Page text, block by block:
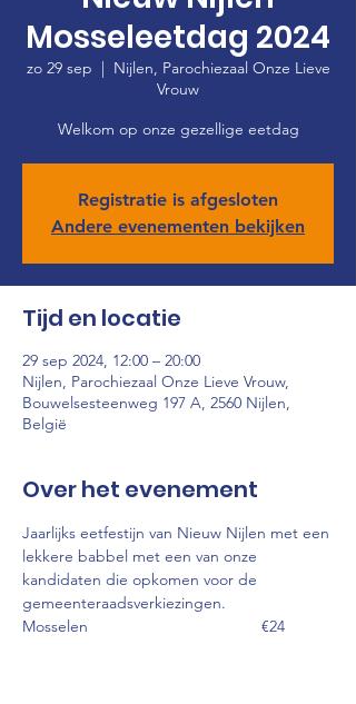
Mosseleetdag 2024
zo 29 sep
  |
Nijlen, Parochiezaal Onze Lieve
Vrouw
Welkom op onze gezellige eetdag
Registratie is afgesloten
Andere evenementen bekijken
Tijd en locatie
29 sep 2024, 12:00 – 20:00
Nijlen, Parochiezaal Onze Lieve Vrouw,
Bouwelsesteenweg 197 A, 2560 Nijlen,
België
Over het evenement
Jaarlijks eetfestijn van Nieuw Nijlen met een
lekkere babbel met een van onze
kandidaten die opkomen voor de
gemeenteraadsverkiezingen.
Mosselen                                       €24